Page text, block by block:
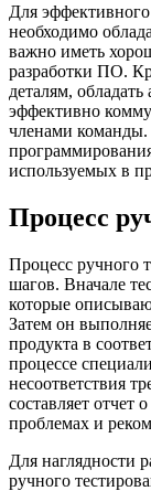
Для
необходимо
важно иметь
разработки ПО.
деталям,
эффективно
членами команды.
используемых в
Процесс
Процесс ручного
шагов. Вначале
которые
Затем он
продукта в
процессе
несоответствия
составляет
проблемах и
Для наглядности
ручного